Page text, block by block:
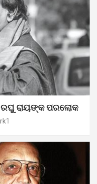
ରଘୁ ରାୟଙ୍କ ପରଲୋକ